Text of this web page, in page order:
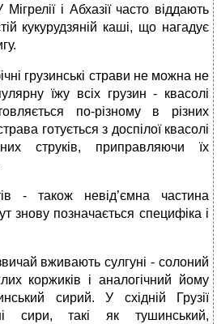
і Абхазії часто віддають
кукурудзяній каші, що нагадує
грузинські страви не можна не
їжу всіх грузин - квасолі
по-різному в різних
готується з доспілої квасолі
струків, приправляючи їх
- також невід’ємна частина
знову позначається специфіка і
вживають сулгуні - солоний
коржиків і аналогічний йому
сирий. У східній Грузії
сири, такі як тушинський,